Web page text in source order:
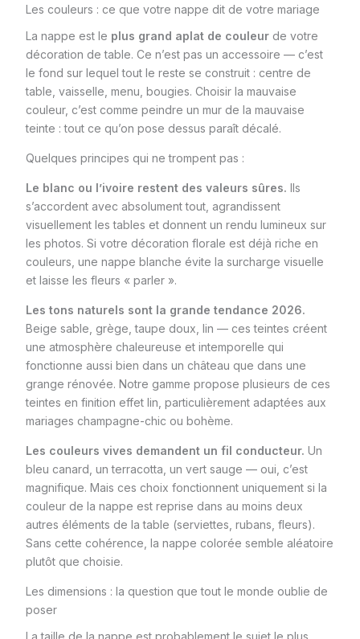
Les couleurs : ce que votre nappe dit de votre mariage
La nappe est le plus grand aplat de couleurde votre
décoration de table. Ce n’est pas un accessoire — c’est
le fond sur lequel tout le reste se construit : centre de
table, vaisselle, menu, bougies. Choisir la mauvaise
couleur, c’est comme peindre un mur de la mauvaise
teinte : tout ce qu’on pose dessus paraît décalé.
Quelques principes qui ne trompent pas :
Le blanc ou l’ivoire restent des valeurs sûres. Ils
s’accordent avec absolument tout, agrandissent
visuellement les tables et donnent un rendu lumineux sur
les photos. Si votre décoration florale est déjà riche en
couleurs, une nappe blanche évite la surcharge visuelle
et laisse les fleurs « parler ».
Les tons naturels sont la grande tendance 2026.
Beige sable, grège, taupe doux, lin — ces teintes créent
une atmosphère chaleureuse et intemporelle qui
fonctionne aussi bien dans un château que dans une
grange rénovée. Notre gamme propose plusieurs de ces
teintes en finition effet lin, particulièrement adaptées aux
mariages champagne-chic ou bohème.
Les couleurs vives demandent un fil conducteur. Un
bleu canard, un terracotta, un vert sauge — oui, c’est
magnifique. Mais ces choix fonctionnent uniquement si la
couleur de la nappe est reprise dans au moins deux
autres éléments de la table (serviettes, rubans, fleurs).
Sans cette cohérence, la nappe colorée semble aléatoire
plutôt que choisie.
Les dimensions : la question que tout le monde oublie de
poser
La taille de la nappe est probablement le sujet le plus